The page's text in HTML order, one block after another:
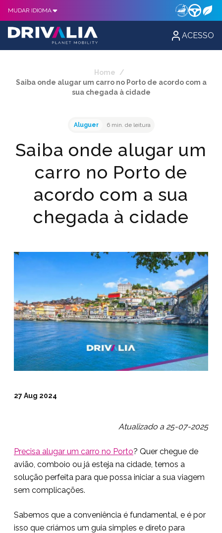
MUDAR IDIOMA
ACESSO
Home
/
Saiba onde alugar um carro no Porto de acordo com a
sua chegada à cidade
Aluguer 6 min. de leitura
Saiba onde alugar um
carro no Porto de
acordo com a sua
chegada à cidade
27 Aug 2024
Atualizado a 25-07-2025
Precisa alugar um carro no Porto? Quer chegue de
avião, comboio ou já esteja na cidade, temos a
solução perfeita para que possa iniciar a sua viagem
sem complicações.
Sabemos que a conveniência é fundamental, e é por
isso que criámos um guia simples e direto para